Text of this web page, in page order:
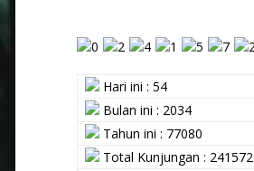
Hari ini : 54
Bulan ini : 2034
Tahun ini : 77080
Total Kunjungan : 241572